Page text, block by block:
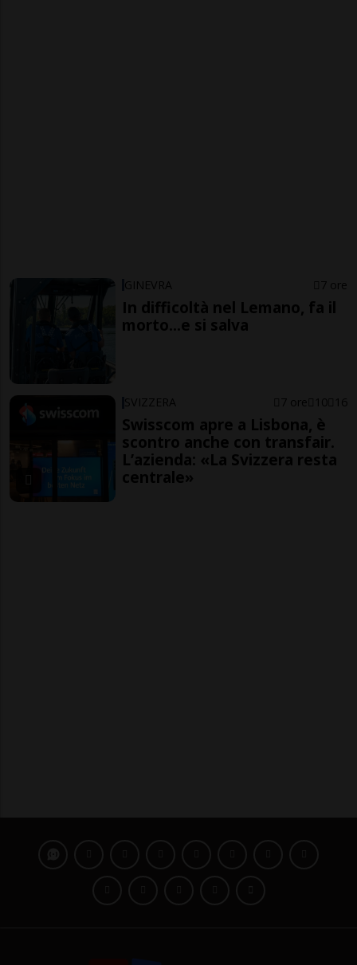
GINEVRA 7 ore
In difficoltà nel Lemano, fa il
morto...e si salva
SVIZZERA 7 ore 10 16
Swisscom apre a Lisbona, è
scontro anche con transfair.
L’azienda: «La Svizzera resta
centrale»